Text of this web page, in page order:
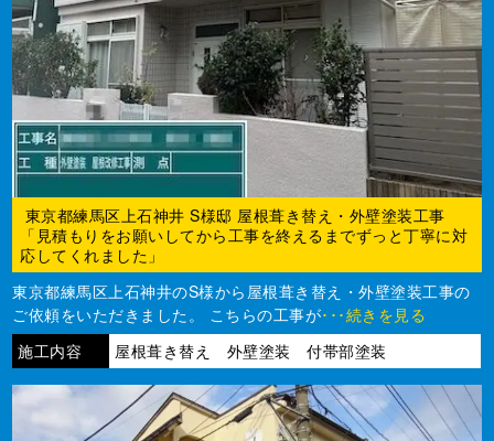
東京都練馬区上石神井 S様邸 屋根葺き替え・外壁塗装工事
「見積もりをお願いしてから工事を終えるまでずっと丁寧に対
応してくれました」
東京都練馬区上石神井のS様から屋根葺き替え・外壁塗装工事の
ご依頼をいただきました。 こちらの工事が･･･続きを見る
施工内容
屋根葺き替え 外壁塗装 付帯部塗装